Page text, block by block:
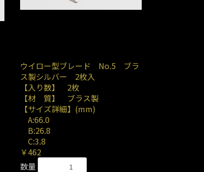
ウイロー型ブレード No.5 ブラ
ス製シルバー 2枚入
【入り数】 2枚
【材 質】 ブラス製
【サイズ詳細】(mm)
A:66.0
B:26.8
C:3.8
￥462
数量